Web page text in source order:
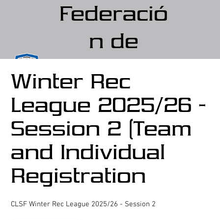
Federació
n de
fútbol de
Crystal
Lake
CLSF Winter Rec League 2025/26 - Session 2
Winter Rec
League 2025/26 -
Session 2 (Team
and Individual
Registration